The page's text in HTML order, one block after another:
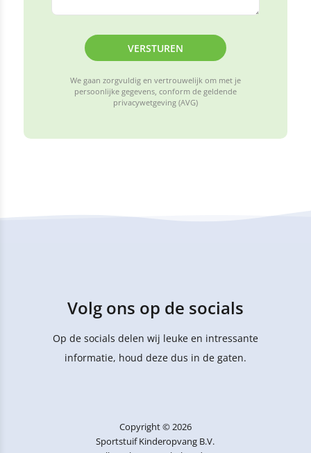
VERSTUREN
We gaan zorgvuldig en vertrouwelijk om met je
persoonlijke gegevens, conform de geldende
privacywetgeving (AVG)
Volg ons op de socials
Op de socials delen wij leuke en intressante
informatie, houd deze dus in de gaten.
Copyright © 2026
Sportstuif Kinderopvang B.V.